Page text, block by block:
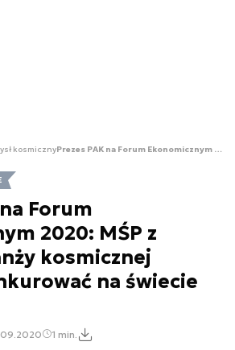
kosmiczny Prezes PAK na Forum Ekonomicznym 2020: MŚP z polskiej branży kosmicznej potrafią konkurować na świecie
Forum
2020: MŚP z
kosmicznej
na świecie
1 min.